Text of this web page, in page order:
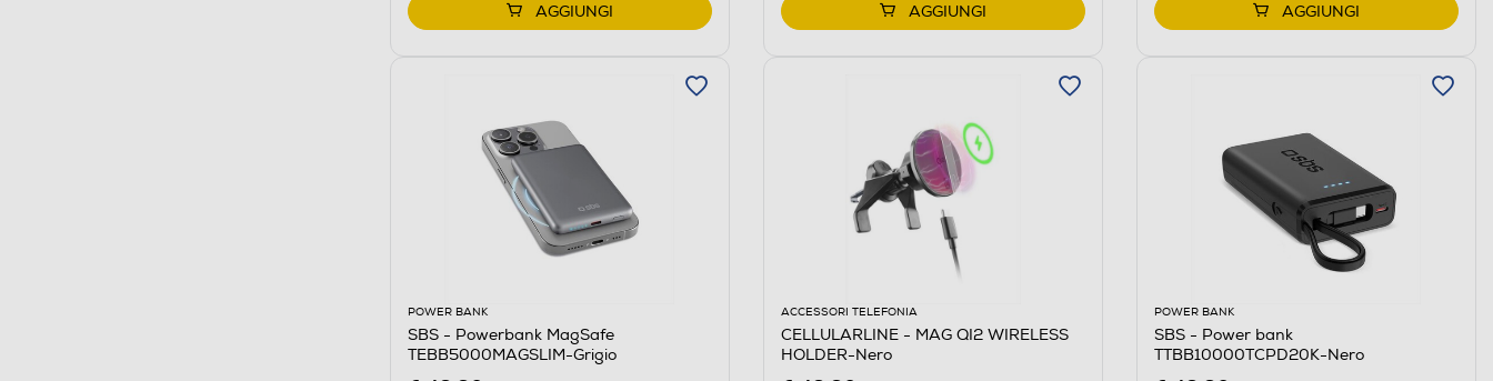
AGGIUNGI AGGIUNGI AGGIUNGI
POWER BANK
SBS - Powerbank MagSafe
TEBB5000MAGSLIM-Grigio
ACCESSORI TELEFONIA
CELLULARLINE - MAG QI2 WIRELESS
HOLDER-Nero
POWER BANK
SBS - Power bank
TTBB10000TCPD20K-Nero